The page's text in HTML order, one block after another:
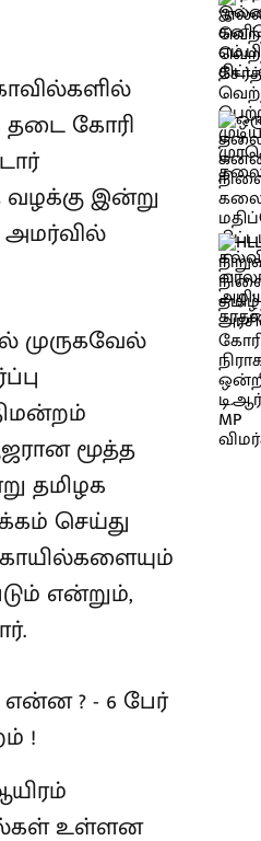
தடை கோரி
இன்று
அமர்வில்
முருகவேல்
மூத்த
தமிழக
செய்து
என்றும்,
உள்ளன